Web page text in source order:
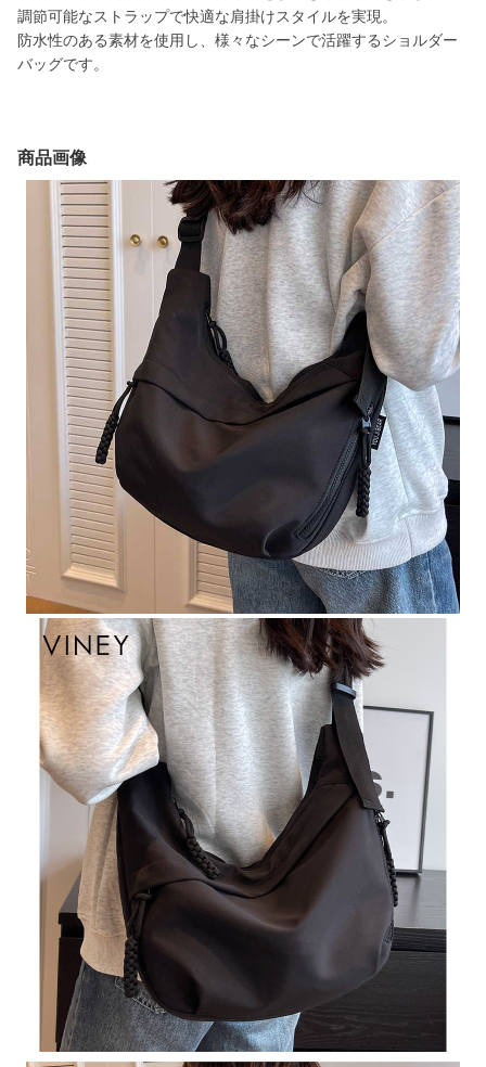
調節可能なストラップで快適な肩掛けスタイルを実現。
防水性のある素材を使用し、様々なシーンで活躍するショルダー
バッグです。
商品画像